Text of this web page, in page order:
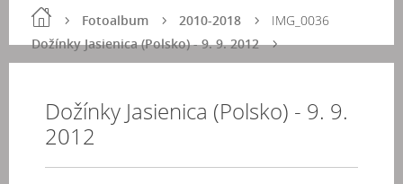
Fotoalbum
2010-2018
Dožínky Jasienica (Polsko) - 9. 9. 2012
IMG_0036
Dožínky Jasienica (Polsko) - 9. 9.
2012